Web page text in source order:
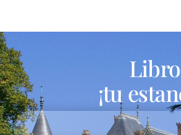
Libro
¡tu